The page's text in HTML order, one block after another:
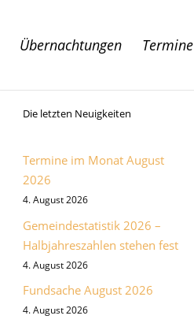
Übernachtungen Termine
Die letzten Neuigkeiten
Termine im Monat August
2026
4. August 2026
Gemeindestatistik 2026 –
Halbjahreszahlen stehen fest
4. August 2026
Fundsache August 2026
4. August 2026